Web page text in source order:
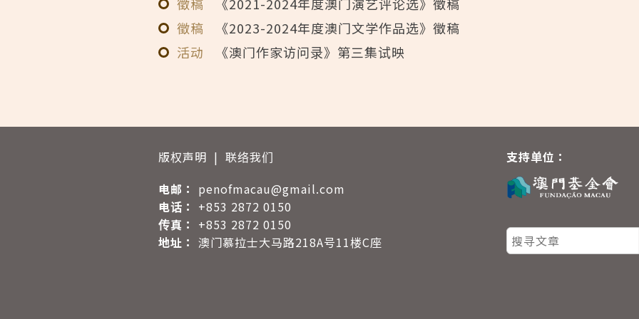
徵稿
《2023-2024年度澳门文学作品选》徵稿
活动
《澳门作家访问录》第三集试映
版权声明 | 联络我们
电邮： penofmacau@gmail.com
电话： +853 2872 0150
传真： +853 2872 0150
地址： 澳门慕拉士大马路218A号11楼C座
支持单位：